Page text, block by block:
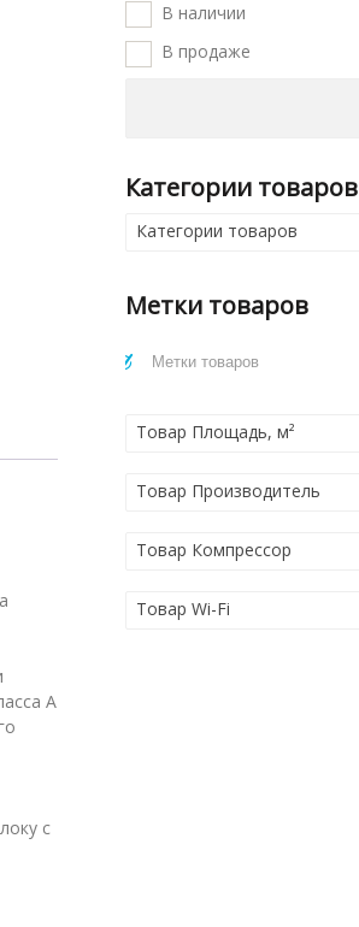
А
с
В наличии
В продаже
Категории товаров
Категории товаров
Метки товаров
Товар Площадь, м²
Товар Производитель
Товар Компрессор
Товар Wi-Fi